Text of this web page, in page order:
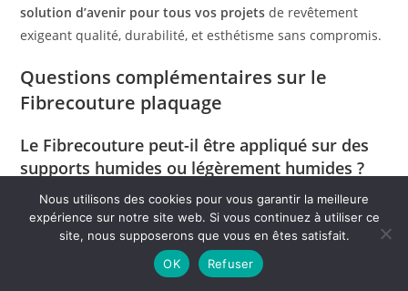
solution d’avenir pour tous vos projets de revêtement
exigeant qualité, durabilité, et esthétisme sans compromis.
Questions complémentaires sur le
Fibrecouture plaquage
Le Fibrecouture peut-il être appliqué sur des
supports humides ou légèrement humides ?
Le Fibrecouture tolère une humidité résiduelle du support
jusqu’à 6% de teneur en eau, contrairement aux systèmes
traditionnels qui exigent un support parfaitement sec.
Cette propriété remarquable permet d’intervenir sur des
Nous utilisons des cookies pour vous garantir la meilleure
expérience sur notre site web. Si vous continuez à utiliser ce
site, nous supposerons que vous en êtes satisfait.
OK
Refuser